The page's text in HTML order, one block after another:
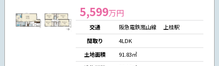
5,599万円
交通
阪急電鉄嵐山線 上桂駅
間取り
4LDK
土地面積
91.83㎡